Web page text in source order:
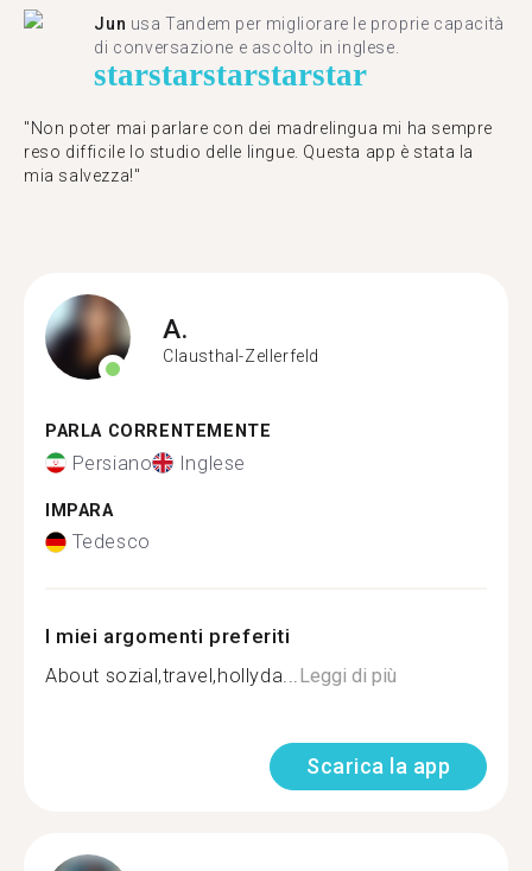
Jun usa Tandem per migliorare le proprie capacità
di conversazione e ascolto in inglese.
starstarstarstarstar
"Non poter mai parlare con dei madrelingua mi ha sempre
reso difficile lo studio delle lingue. Questa app è stata la
mia salvezza!"
A.
Clausthal-Zellerfeld
PARLA CORRENTEMENTE
Persiano Inglese
IMPARA
Tedesco
I miei argomenti preferiti
About sozial,travel,hollyda...Leggi di più
Scarica la app